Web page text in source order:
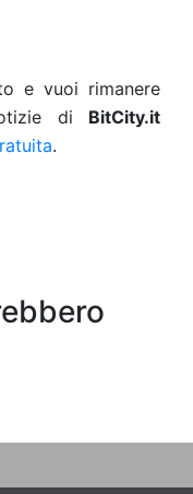
e vuoi rimanere
di BitCity.it
.